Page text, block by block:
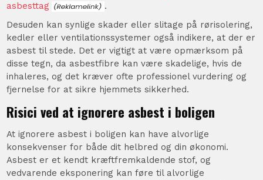
asbesttag
.
Desuden kan synlige skader eller slitage på rørisolering,
kedler eller ventilationssystemer også indikere, at der er
asbest til stede. Det er vigtigt at være opmærksom på
disse tegn, da asbestfibre kan være skadelige, hvis de
inhaleres, og det kræver ofte professionel vurdering og
fjernelse for at sikre hjemmets sikkerhed.
Risici ved at ignorere asbest i boligen
At ignorere asbest i boligen kan have alvorlige
konsekvenser for både dit helbred og din økonomi.
Asbest er et kendt kræftfremkaldende stof, og
vedvarende eksponering kan føre til alvorlige